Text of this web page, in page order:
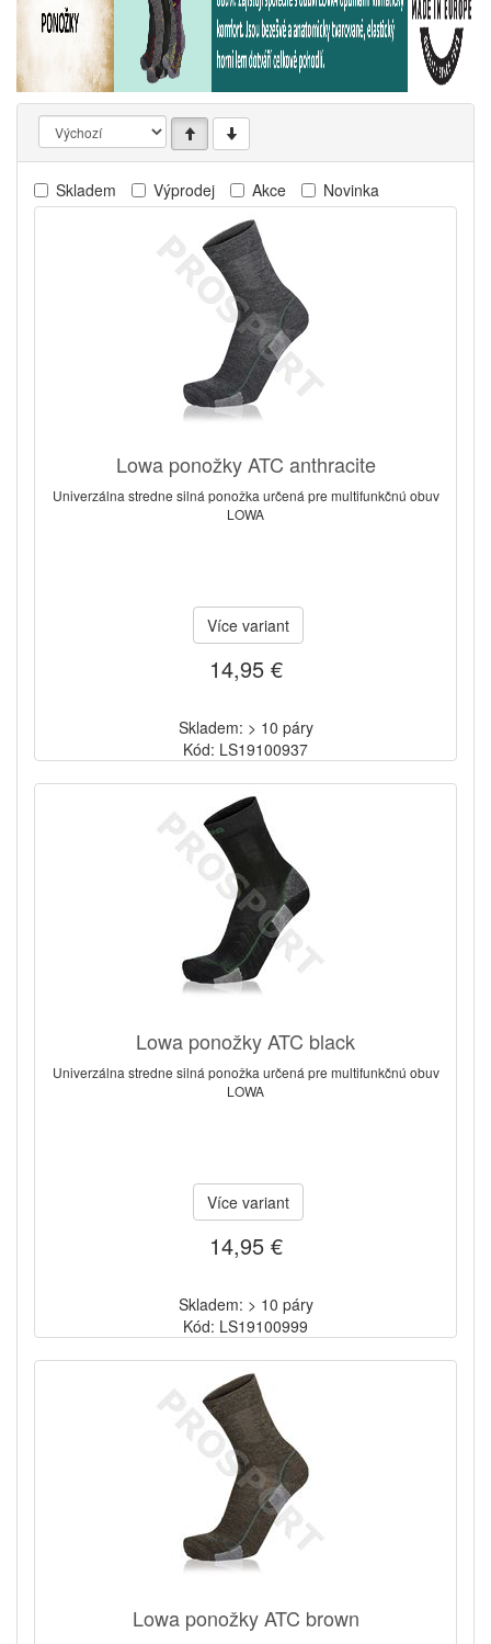
Skladem Výprodej Akce Novinka
Lowa ponožky ATC anthracite
Univerzálna stredne silná ponožka určená pre multifunkčnú obuv
LOWA
Více variant
14,95 €
Skladem: > 10 páry
Kód: LS19100937
Lowa ponožky ATC black
Univerzálna stredne silná ponožka určená pre multifunkčnú obuv
LOWA
Více variant
14,95 €
Skladem: > 10 páry
Kód: LS19100999
Lowa ponožky ATC brown